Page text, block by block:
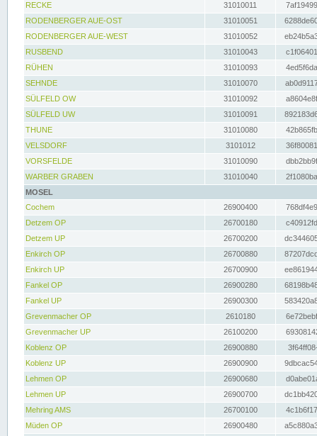
RECKE
31010011
RODENBERGER AUE-OST
31010051
RODENBERGER AUE-WEST
31010052
RUSBEND
31010043
RÜHEN
31010093
SEHNDE
31010070
SÜLFELD OW
31010092
SÜLFELD UW
31010091
THUNE
31010080
VELSDORF
3101012
VORSFELDE
31010090
WARBER GRABEN
31010040
MOSEL
Cochem
26900400
Detzem OP
26700180
Detzem UP
26700200
Enkirch OP
26700880
Enkirch UP
26700900
Fankel OP
26900280
Fankel UP
26900300
Grevenmacher OP
2610180
Grevenmacher UP
26100200
Koblenz OP
26900880
Koblenz UP
26900900
Lehmen OP
26900680
Lehmen UP
26900700
Mehring AMS
26700100
Müden OP
26900480